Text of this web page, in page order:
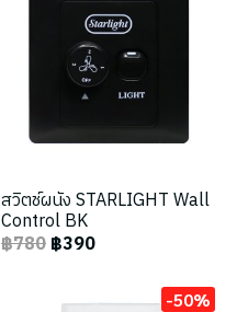
สวิตช์ผนัง STARLIGHT Wall
Control BK
฿780฿390
-50%